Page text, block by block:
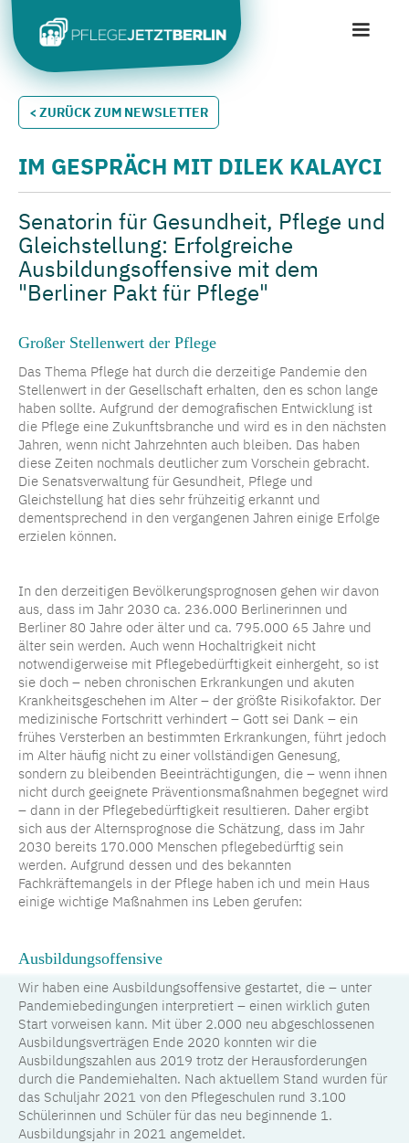
< ZURÜCK ZUM NEWSLETTER
IM GESPRÄCH MIT DILEK KALAYCI
Senatorin für Gesundheit, Pflege und
Gleichstellung: Erfolgreiche
Ausbildungsoffensive mit dem
"Berliner Pakt für Pflege"
Großer Stellenwert der Pflege
Das Thema Pflege hat durch die derzeitige Pandemie den
Stellenwert in der Gesellschaft erhalten, den es schon lange
haben sollte. Aufgrund der demografischen Entwicklung ist
die Pflege eine Zukunftsbranche und wird es in den nächsten
Jahren, wenn nicht Jahrzehnten auch bleiben. Das haben
diese Zeiten nochmals deutlicher zum Vorschein gebracht.
Die Senatsverwaltung für Gesundheit, Pflege und
Gleichstellung hat dies sehr frühzeitig erkannt und
dementsprechend in den vergangenen Jahren einige Erfolge
erzielen können.
In den derzeitigen Bevölkerungsprognosen gehen wir davon
aus, dass im Jahr 2030 ca. 236.000 Berlinerinnen und
Berliner 80 Jahre oder älter und ca. 795.000 65 Jahre und
älter sein werden. Auch wenn Hochaltrigkeit nicht
notwendigerweise mit Pflegebedürftigkeit einhergeht, so ist
sie doch – neben chronischen Erkrankungen und akuten
Krankheitsgeschehen im Alter – der größte Risikofaktor. Der
medizinische Fortschritt verhindert – Gott sei Dank – ein
frühes Versterben an bestimmten Erkrankungen, führt jedoch
im Alter häufig nicht zu einer vollständigen Genesung,
sondern zu bleibenden Beeinträchtigungen, die – wenn ihnen
nicht durch geeignete Präventionsmaßnahmen begegnet wird
– dann in der Pflegebedürftigkeit resultieren. Daher ergibt
sich aus der Alternsprognose die Schätzung, dass im Jahr
2030 bereits 170.000 Menschen pflegebedürftig sein
werden. Aufgrund dessen und des bekannten
Fachkräftemangels in der Pflege haben ich und mein Haus
einige wichtige Maßnahmen ins Leben gerufen:
Ausbildungsoffensive
Wir haben eine Ausbildungsoffensive gestartet, die – unter
Pandemiebedingungen interpretiert – einen wirklich guten
Start vorweisen kann. Mit über 2.000 neu abgeschlossenen
Ausbildungsverträgen Ende 2020 konnten wir die
Ausbildungszahlen aus 2019 trotz der Herausforderungen
durch die Pandemiehalten. Nach aktuellem Stand wurden für
das Schuljahr 2021 von den Pflegeschulen rund 3.100
Schülerinnen und Schüler für das neu beginnende 1.
Ausbildungsjahr in 2021 angemeldet.